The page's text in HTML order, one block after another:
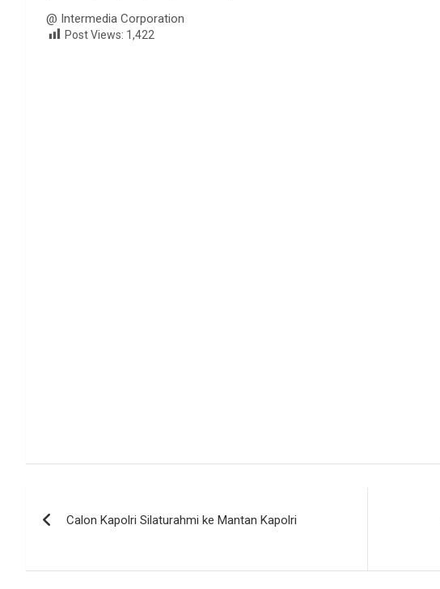
@ Intermedia Corporation
Post Views: 1,422
pos
Calon Kapolri Silaturahmi ke Mantan Kapolri